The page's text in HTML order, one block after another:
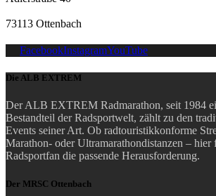
73113 Ottenbach
FacebookInstagramYouTube
Die ALB EXTREM
Der ALB EXTREM Radmarathon, seit 1984
Bestandteil der Radsportwelt, zählt zu den
Events seiner Art. Ob radtouristikkonforme
Marathon- oder Ultramarathondistanzen – hier
Radsportfan die passende Herausforderung.
Der MRSC Ottenbach